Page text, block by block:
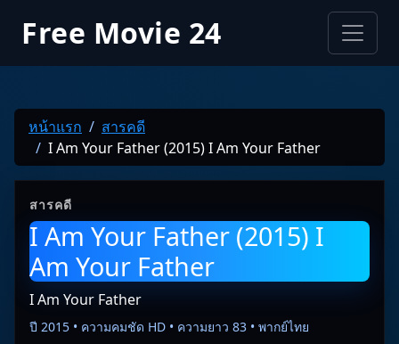
Free Movie 24
หน้าแรก
สารคดี
I Am Your Father (2015) I Am Your Father
สารคดี
I Am Your Father (2015) I
Am Your Father
I Am Your Father
ปี 2015 • ความคมชัด HD • ความยาว 83 • พากย์ไทย